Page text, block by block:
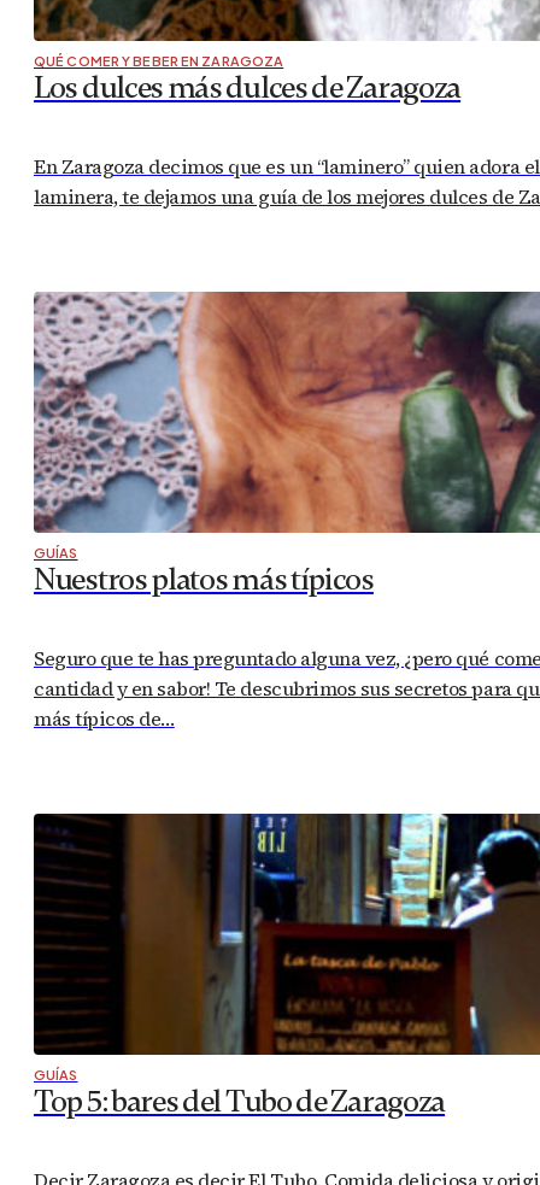
QUÉ COMER Y BEBER EN ZARAGOZA
Los dulces más dulces de Zaragoza
En Zaragoza decimos que es un “laminero” quien adora
laminera, te dejamos una guía de los mejores dulces de
GUÍAS
Nuestros platos más típicos
Seguro que te has preguntado alguna vez, ¿pero qué
cantidad y en sabor! Te descubrimos sus secretos para
más típicos de…
GUÍAS
Top 5: bares del Tubo de Zaragoza
Decir Zaragoza es decir El Tubo. Comida deliciosa y